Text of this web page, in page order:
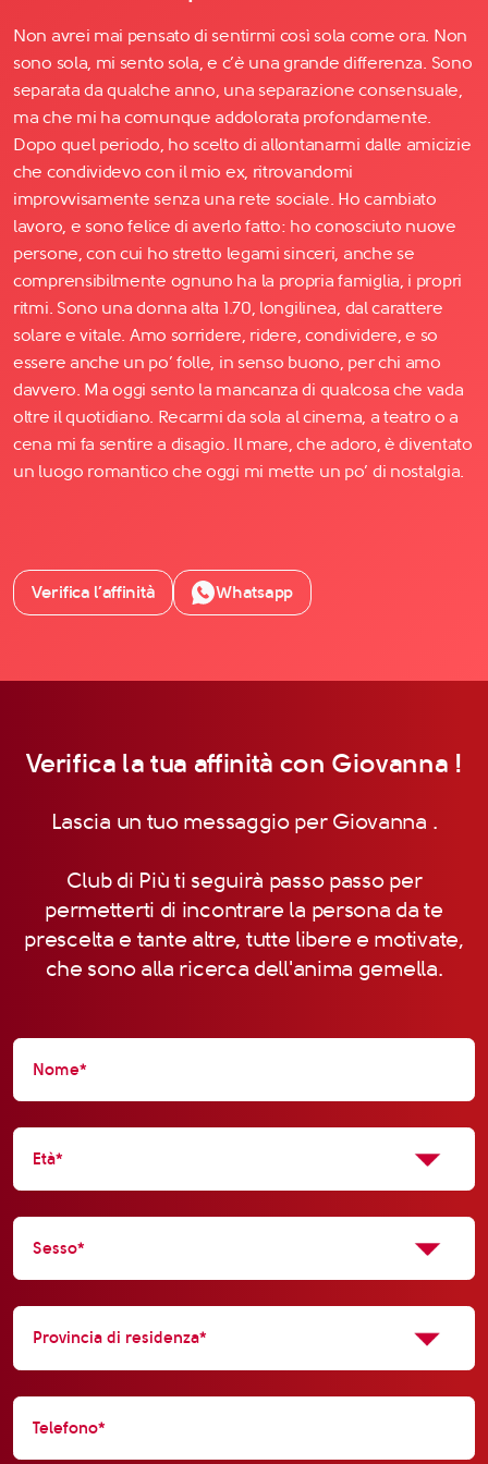
Non avrei mai pensato di sentirmi così sola come ora. Non
sono sola, mi sento sola, e c’è una grande differenza. Sono
separata da qualche anno, una separazione consensuale,
ma che mi ha comunque addolorata profondamente.
Dopo quel periodo, ho scelto di allontanarmi dalle amicizie
che condividevo con il mio ex, ritrovandomi
improvvisamente senza una rete sociale. Ho cambiato
lavoro, e sono felice di averlo fatto: ho conosciuto nuove
persone, con cui ho stretto legami sinceri, anche se
comprensibilmente ognuno ha la propria famiglia, i propri
ritmi. Sono una donna alta 1.70, longilinea, dal carattere
solare e vitale. Amo sorridere, ridere, condividere, e so
essere anche un po’ folle, in senso buono, per chi amo
davvero. Ma oggi sento la mancanza di qualcosa che vada
oltre il quotidiano. Recarmi da sola al cinema, a teatro o a
cena mi fa sentire a disagio. Il mare, che adoro, è diventato
un luogo romantico che oggi mi mette un po’ di nostalgia.
Verifica l’affinità Whatsapp
Verifica la tua affinità con Giovanna !
Lascia un tuo messaggio per Giovanna .
Club di Più ti seguirà passo passo per
permetterti di incontrare la persona da te
prescelta e tante altre, tutte libere e motivate,
che sono alla ricerca dell'anima gemella.